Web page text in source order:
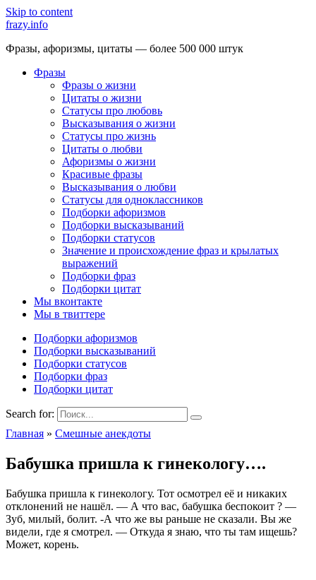
Skip to content
frazy.info
Фразы, афоризмы, цитаты — более 500 000 штук
Фразы
Фразы о жизни
Цитаты о жизни
Статусы про любовь
Высказывания о жизни
Статусы про жизнь
Цитаты о любви
Афоризмы о жизни
Красивые фразы
Высказывания о любви
Статусы для одноклассников
Подборки афоризмов
Подборки высказываний
Подборки статусов
Значение и происхождение фраз и крылатых
выражений
Подборки фраз
Подборки цитат
Мы вконтакте
Мы в твиттере
Подборки афоризмов
Подборки высказываний
Подборки статусов
Подборки фраз
Подборки цитат
Search for:
Главная » Смешные анекдоты
Бабушка пришла к гинекологу….
Бабушка пришла к гинекологу. Тот осмотрел её и никаких
отклонений не нашёл. — А что вас, бабушка беспокоит ? —
Зуб, милый, болит. -А что же вы раньше не сказали. Вы же
видели, где я смотрел. — Откуда я знаю, что ты там ищешь?
Может, корень.